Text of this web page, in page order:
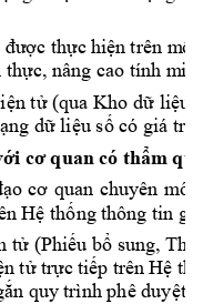
được thực hiện trên môi
thực, nâng cao tính m
tử (qua Kho dữ liệu
dữ liệu số có giá trị
cơ quan có thẩm
ạo cơ quan chuyên
Hệ thống thông tin
tử (Phiếu bổ sung,
tử trực tiếp trên Hệ
quy trình phê duyệt